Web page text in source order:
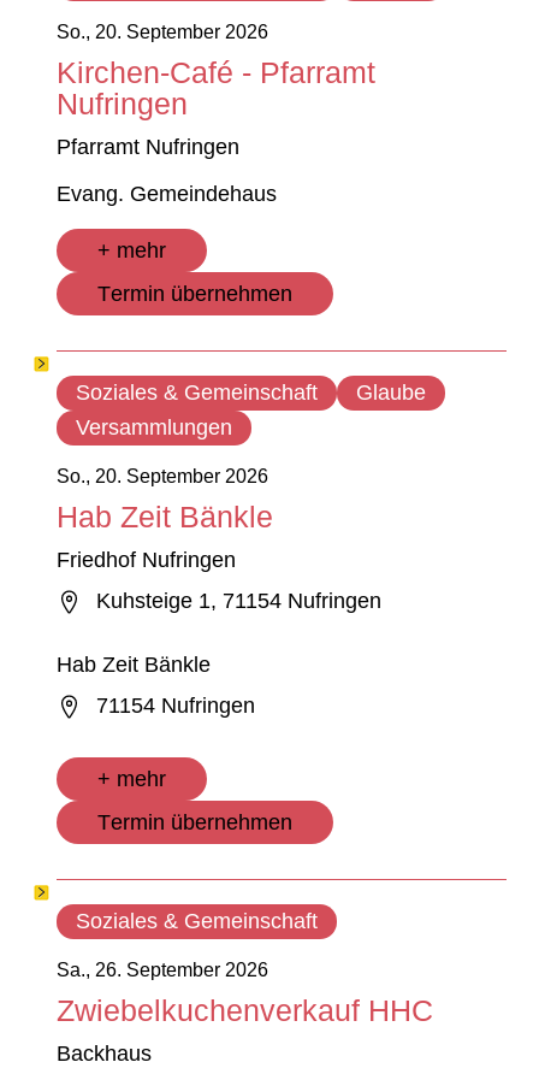
So., 20. September 2026
Kirchen-Café - Pfarramt
Nufringen
Pfarramt Nufringen
Evang. Gemeindehaus
+ mehr
Termin übernehmen
So., 20. September 2026
Hab Zeit Bänkle
Friedhof Nufringen
Kuhsteige 1, 71154 Nufringen
Hab Zeit Bänkle
71154 Nufringen
+ mehr
Termin übernehmen
Soziales & Gemeinschaft
Glaube
Versammlungen
Sa., 26. September 2026
Zwiebelkuchenverkauf HHC
Backhaus
Soziales & Gemeinschaft